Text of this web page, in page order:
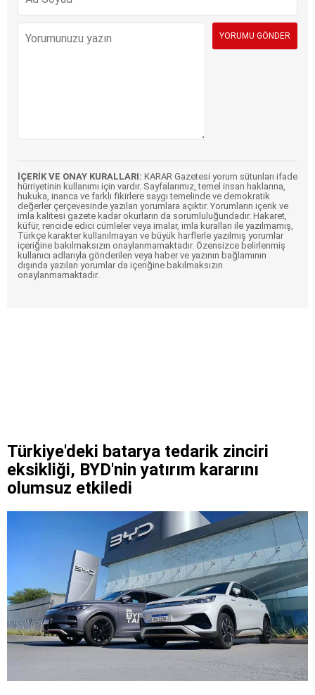
İÇERİK VE ONAY KURALLARI: KARAR Gazetesi yorum sütunları ifade
hürriyetinin kullanımı için vardır. Sayfalarımız, temel insan haklarına,
hukuka, inanca ve farklı fikirlere saygı temelinde ve demokratik
değerler çerçevesinde yazılan yorumlara açıktır. Yorumların içerik ve
imla kalitesi gazete kadar okurların da sorumluluğundadır. Hakaret,
küfür, rencide edici cümleler veya imalar, imla kuralları ile yazılmamış,
Türkçe karakter kullanılmayan ve büyük harflerle yazılmış yorumlar
içeriğine bakılmaksızın onaylanmamaktadır. Özensizce belirlenmiş
kullanıcı adlarıyla gönderilen veya haber ve yazının bağlamının
dışında yazılan yorumlar da içeriğine bakılmaksızın
onaylanmamaktadır.
Türkiye'deki batarya tedarik zinciri
eksikliği, BYD'nin yatırım kararını
olumsuz etkiledi